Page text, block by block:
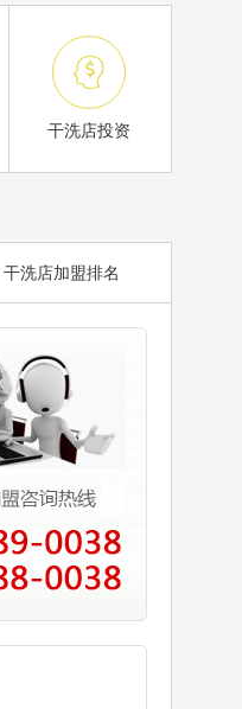

干洗店投资
干洗店加盟排名